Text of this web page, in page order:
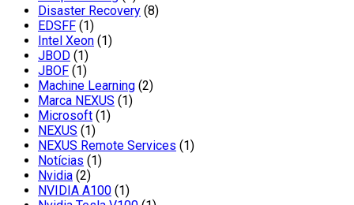
Disaster Recovery (8)
EDSFF (1)
Intel Xeon (1)
JBOD (1)
JBOF (1)
Machine Learning (2)
Marca NEXUS (1)
Microsoft (1)
NEXUS (1)
NEXUS Remote Services (1)
Notícias (1)
Nvidia (2)
NVIDIA A100 (1)